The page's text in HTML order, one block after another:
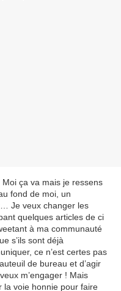
ça va mais je ressens
fond de moi, un
Je veux changer les
quelques articles de ci
à ma communauté
s’ils sont déjà
ce n’est certes pas
de bureau et d’agir
m’engager ! Mais
la voie honnie pour faire